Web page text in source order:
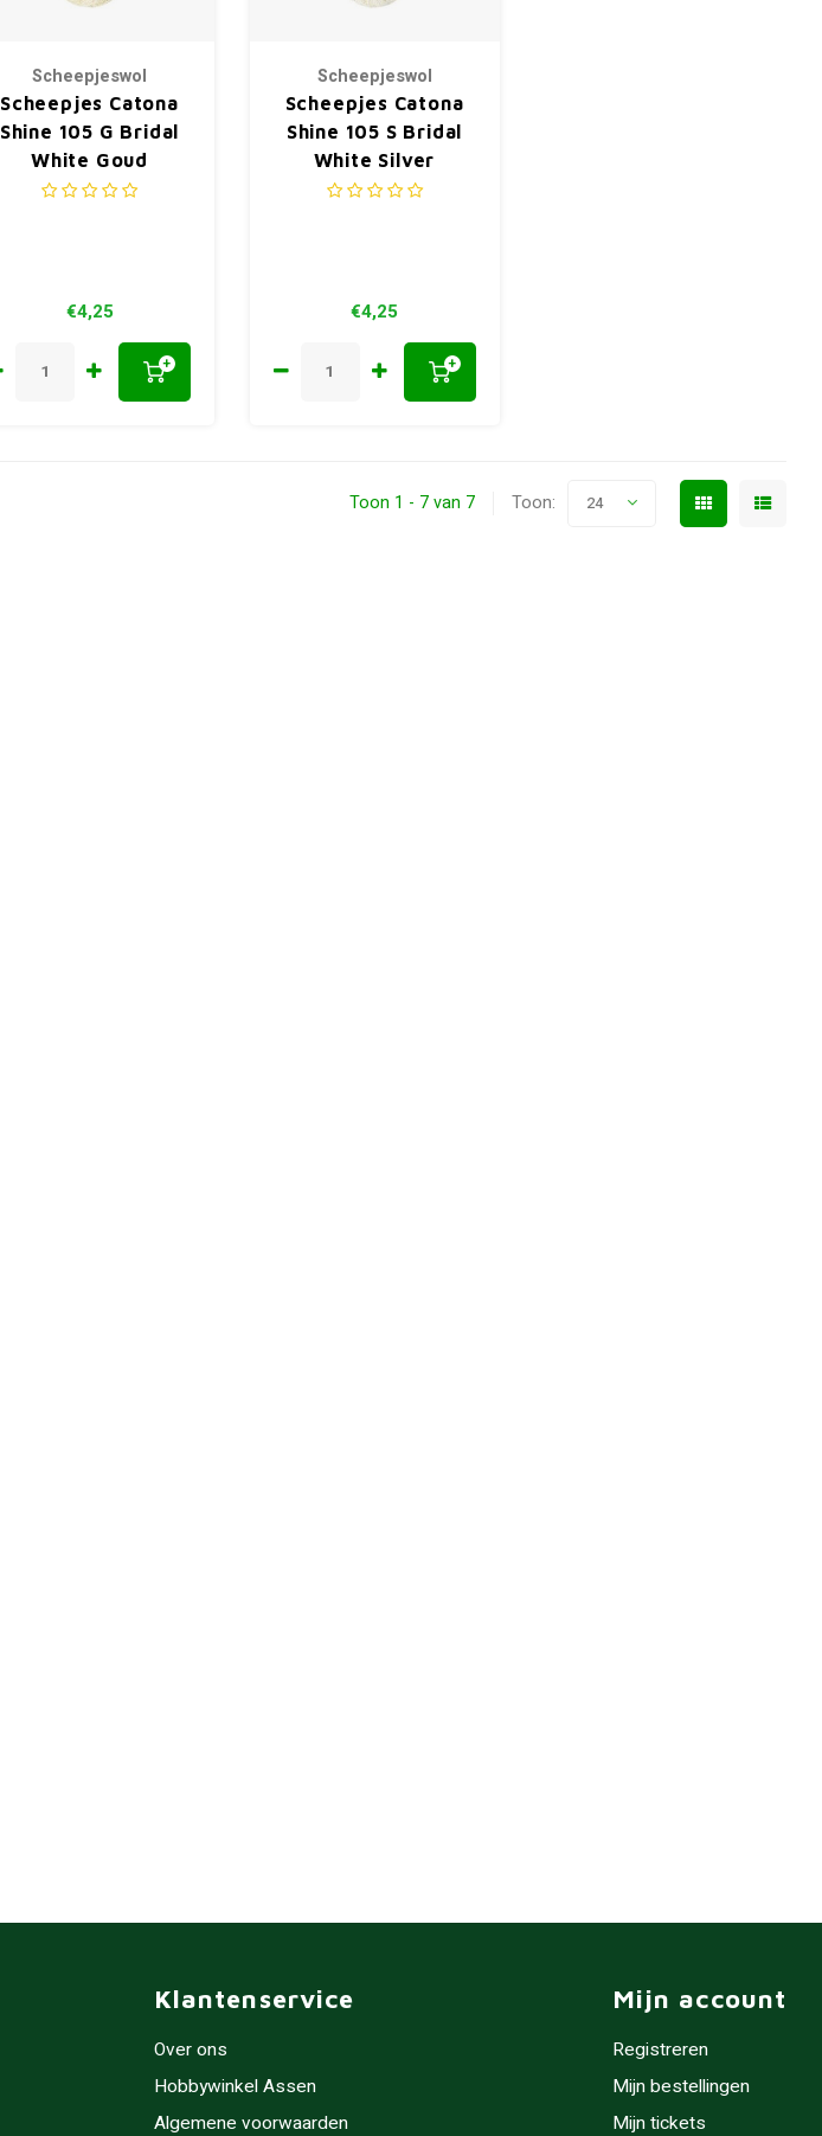
Scheepjeswol
Scheepjes Catona
Shine 105 G Bridal
White Goud
€4,25
+
Scheepjeswol
Scheepjes Catona
Shine 105 S Bridal
White Silver
€4,25
+
Toon 1 - 7 van 7 Toon: 24
Klantenservice
Over ons
Hobbywinkel Assen
Algemene voorwaarden
Mijn account
Registreren
Mijn bestellingen
Mijn tickets